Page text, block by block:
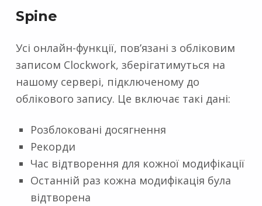
Spine
Усі онлайн-функції, пов’язані з обліковим
записом Clockwork, зберігатимуться на
нашому сервері, підключеному до
облікового запису. Це включає такі дані:
Розблоковані досягнення
Рекорди
Час відтворення для кожної модифікації
Останній раз кожна модифікація була
відтворена